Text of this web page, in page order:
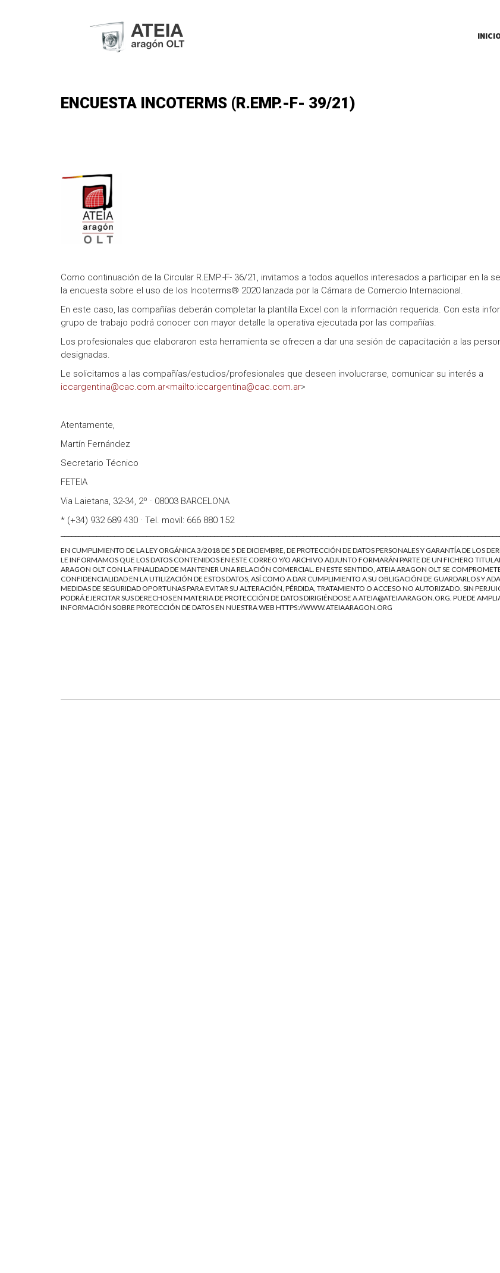
ENCUESTA INCOTERMS (R.EMP.-F- 39/21)
Como continuación de la Circular R.EMP.-F- 36/21, invitamos a todos aquellos interesados a participar en la
la encuesta sobre el uso de los Incoterms® 2020 lanzada por la Cámara de Comercio Internacional.
En este caso, las compañías deberán completar la plantilla Excel con la información requerida. Con esta
grupo de trabajo podrá conocer con mayor detalle la operativa ejecutada por las compañías.
Los profesionales que elaboraron esta herramienta se ofrecen a dar una sesión de capacitación a las
designadas.
Le solicitamos a las compañías/estudios/profesionales que deseen involucrarse, comunicar su interés a
iccargentina@cac.com.ar<mailto:iccargentina@cac.com.ar>
Atentamente,
Martín Fernández
Secretario Técnico
FETEIA
Via Laietana, 32-34, 2º · 08003 BARCELONA
* (+34) 932 689 430 · Tel. movil: 666 880 152
EN CUMPLIMIENTO DE LA LEY ORGÁNICA 3/2018 DE 5 DE DICIEMBRE, DE PROTECCIÓN DE DATOS PERSONALES Y GARANTÍA DE LOS
LE INFORMAMOS QUE LOS DATOS CONTENIDOS EN ESTE CORREO Y/O ARCHIVO ADJUNTO FORMARÁN PARTE DE UN FICHERO
ARAGON OLT CON LA FINALIDAD DE MANTENER UNA RELACIÓN COMERCIAL. EN ESTE SENTIDO, ATEIA ARAGON OLT SE
CONFIDENCIALIDAD EN LA UTILIZACIÓN DE ESTOS DATOS, ASÍ COMO A DAR CUMPLIMIENTO A SU OBLIGACIÓN DE GUARDARLOS Y
MEDIDAS DE SEGURIDAD OPORTUNAS PARA EVITAR SU ALTERACIÓN, PÉRDIDA, TRATAMIENTO O ACCESO NO AUTORIZADO. SIN
PODRÁ EJERCITAR SUS DERECHOS EN MATERIA DE PROTECCIÓN DE DATOS DIRIGIÉNDOSE AATEIA@ATEIAARAGON.ORG. PUEDE
INFORMACIÓN SOBRE PROTECCIÓN DE DATOS EN NUESTRA WEB HTTPS://WWW.ATEIAARAGON.ORG